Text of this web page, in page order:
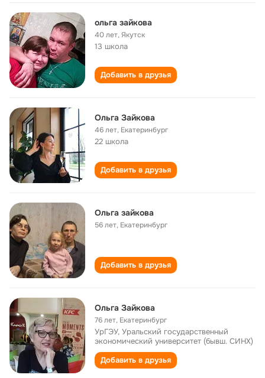
ольга зайкова
40 лет,Якутск
13 школа
Добавить в друзья
Ольга Зайкова
46 лет, Екатеринбург
22 школа
Добавить в друзья
Ольга зайкова
56 лет, Екатеринбург
Добавить в друзья
Ольга Зайкова
76 лет, Екатеринбург
УрГЭУ, Уральский государственный
экономический университет (бывш. СИНХ)
Добавить в друзья